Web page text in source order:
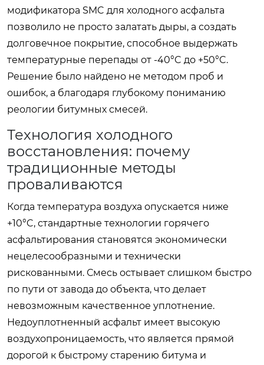
модификатора SMC для холодного асфальта
позволило не просто залатать дыры, а создать
долговечное покрытие, способное выдержать
температурные перепады от -40°C до +50°C.
Решение было найдено не методом проб и
ошибок, а благодаря глубокому пониманию
реологии битумных смесей.
Технология холодного
восстановления: почему
традиционные методы
проваливаются
Когда температура воздуха опускается ниже
+10°C, стандартные технологии горячего
асфальтирования становятся экономически
нецелесообразными и технически
рискованными. Смесь остывает слишком быстро
по пути от завода до объекта, что делает
невозможным качественное уплотнение.
Недоуплотненный асфальт имеет высокую
воздухопроницаемость, что является прямой
дорогой к быстрому старению битума и